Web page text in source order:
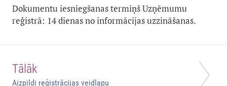
Dokumentu iesniegšanas termiņš Uzņēmumu
reģistrā: 14 dienas no informācijas uzzināšanas.
Tālāk
Aizpildi reģistrācijas veidlapu